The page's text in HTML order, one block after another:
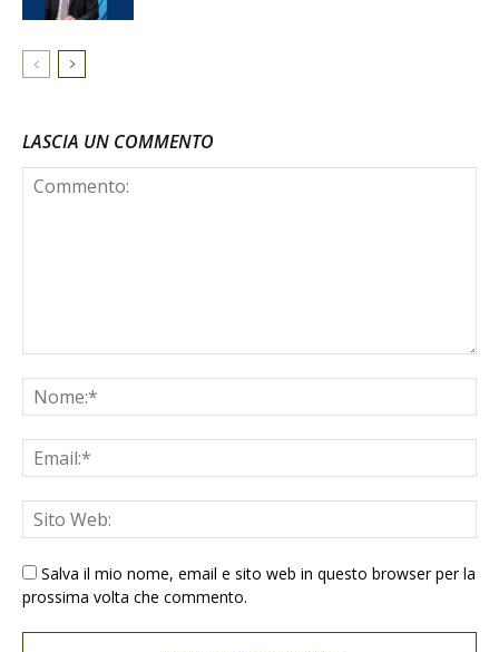
LASCIA UN COMMENTO
Salva il mio nome, email e sito web in questo browser per la
prossima volta che commento.